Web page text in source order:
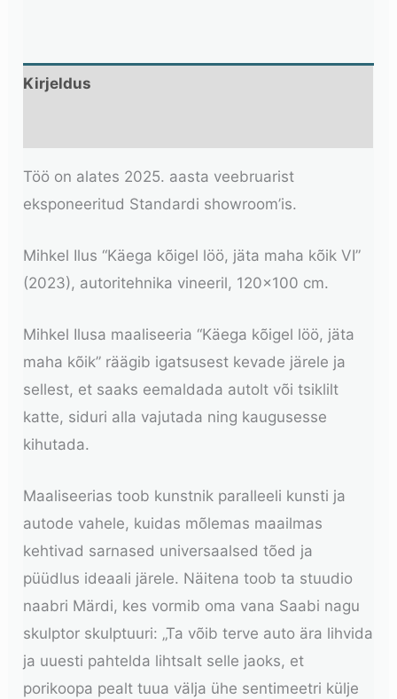
Kirjeldus
Töö on alates 2025. aasta veebruarist
eksponeeritud Standardi showroom’is.
Mihkel Ilus “Käega kõigel löö, jäta maha kõik VI”
(2023), autoritehnika vineeril, 120×100 cm.
Mihkel Ilusa maaliseeria “Käega kõigel löö, jäta
maha kõik” räägib igatsusest kevade järele ja
sellest, et saaks eemaldada autolt või tsiklilt
katte, siduri alla vajutada ning kaugusesse
kihutada.
Maaliseerias toob kunstnik paralleeli kunsti ja
autode vahele, kuidas mõlemas maailmas
kehtivad sarnased universaalsed tõed ja
püüdlus ideaali järele. Näitena toob ta stuudio
naabri Märdi, kes vormib oma vana Saabi nagu
skulptor skulptuuri: „Ta võib terve auto ära lihvida
ja uuesti pahtelda lihtsalt selle jaoks, et
porikoopa pealt tuua välja ühe sentimeetri külje